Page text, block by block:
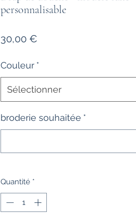
personnalisable
30,00 €
Couleur *
Sélectionner
broderie souhaitée *
Quantité *